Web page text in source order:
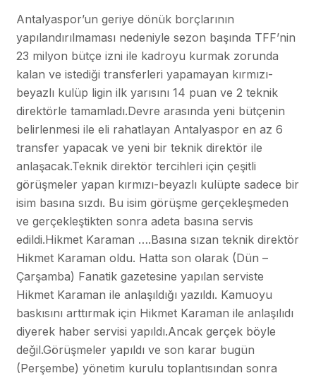
Antalyaspor’un geriye dönük borçlarının
yapılandırılmaması nedeniyle sezon başında TFF’nin
23 milyon bütçe izni ile kadroyu kurmak zorunda
kalan ve istediği transferleri yapamayan kırmızı-
beyazlı kulüp ligin ilk yarısını 14 puan ve 2 teknik
direktörle tamamladı.Devre arasında yeni bütçenin
belirlenmesi ile eli rahatlayan Antalyaspor en az 6
transfer yapacak ve yeni bir teknik direktör ile
anlaşacak.Teknik direktör tercihleri için çeşitli
görüşmeler yapan kırmızı-beyazlı kulüpte sadece bir
isim basına sızdı. Bu isim görüşme gerçekleşmeden
ve gerçekleştikten sonra adeta basına servis
edildi.Hikmet Karaman ….Basına sızan teknik direktör
Hikmet Karaman oldu. Hatta son olarak (Dün –
Çarşamba) Fanatik gazetesine yapılan serviste
Hikmet Karaman ile anlaşıldığı yazıldı. Kamuoyu
baskısını arttırmak için Hikmet Karaman ile anlaşılıdı
diyerek haber servisi yapıldı.Ancak gerçek böyle
değil.Görüşmeler yapıldı ve son karar bugün
(Perşembe) yönetim kurulu toplantısından sonra